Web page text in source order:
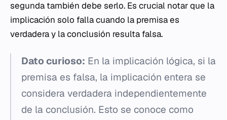
segunda también debe serlo. Es crucial notar que la
implicación solo falla cuando la premisa es
verdadera y la conclusión resulta falsa.
Dato curioso: En la implicación lógica, si la
premisa es falsa, la implicación entera se
considera verdadera independientemente
de la conclusión. Esto se conoce como